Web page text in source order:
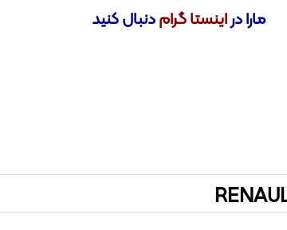
مارا دراینستا گرامدنبال کنید